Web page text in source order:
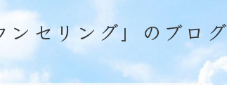
ンセリング」のブログ